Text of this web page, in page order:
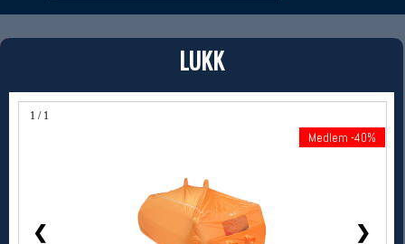
LUKK
1 / 1
❮ ❯
Medlem -40%
PRODUKT
Produkter (1)
Bruk filter til å spisse søket